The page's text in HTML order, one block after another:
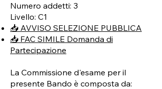
Numero addetti: 3
Livello: C1
📥 AVVISO SELEZIONE PUBBLICA
📥 FAC SIMILE Domanda di
Partecipazione
La Commissione d'esame per il
presente Bando è composta da: